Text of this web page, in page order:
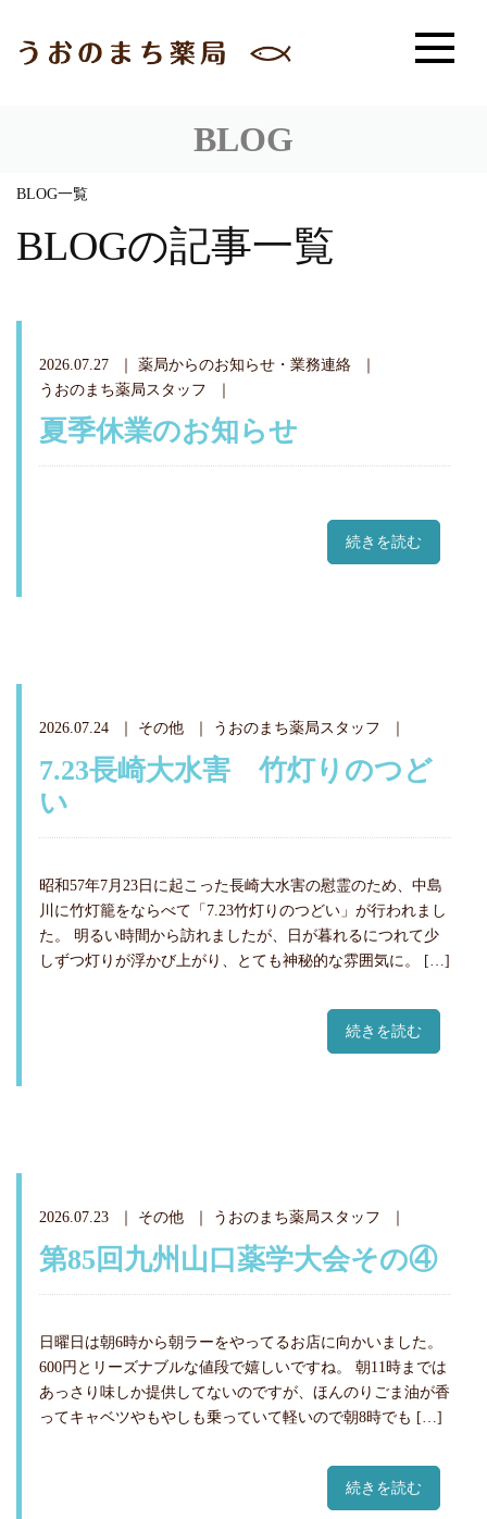
BLOG
BLOG一覧
BLOGの記事一覧
2026.07.27
薬局からのお知らせ・業務連絡
うおのまち薬局スタッフ
夏季休業のお知らせ
続きを読む
2026.07.24 その他 うおのまち薬局スタッフ
7.23長崎大水害 竹灯りのつど
い
昭和57年7月23日に起こった長崎大水害の慰霊のため、中島
川に竹灯籠をならべて「7.23竹灯りのつどい」が行われまし
た。 明るい時間から訪れましたが、日が暮れるにつれて少
しずつ灯りが浮かび上がり、とても神秘的な雰囲気に。 […]
続きを読む
2026.07.23 その他 うおのまち薬局スタッフ
第85回九州山口薬学大会その④
日曜日は朝6時から朝ラーをやってるお店に向かいました。
600円とリーズナブルな値段で嬉しいですね。 朝11時までは
あっさり味しか提供してないのですが、ほんのりごま油が香
ってキャベツやもやしも乗っていて軽いので朝8時でも […]
続きを読む